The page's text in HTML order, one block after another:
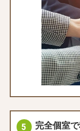
完全個室